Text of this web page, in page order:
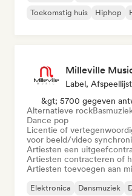
Toekomstig huis
Hiphop
Milleville
&gt; 5700 gegeven
Alternatieve rock
Dance pop
Licentie of
voor beeld/video
Artiesten een
Artiesten contracteren of
Artiesten toevoegen aan
Elektronica Dansmuziek